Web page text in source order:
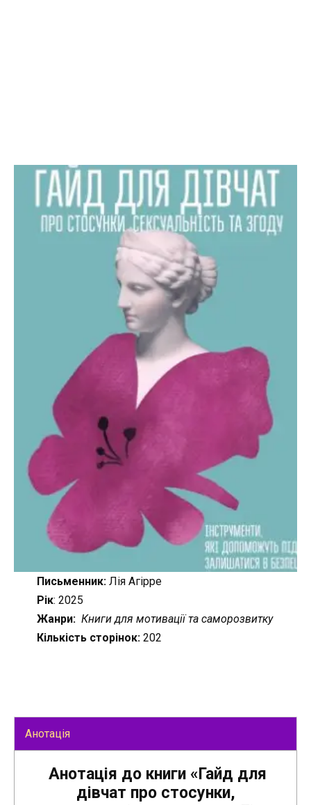
Письменник:Лія Агірре
Рік: 2025
Жанри: Книги для мотивації та саморозвитку
Кількість сторінок:202
Анотація
Анотація до книги «Гайд для
дівчат про стосунки,